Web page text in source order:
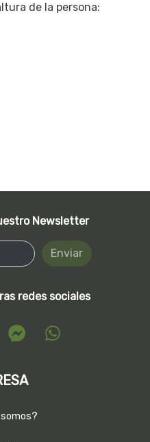
de la persona:
Newsletter
Enviar
redes sociales